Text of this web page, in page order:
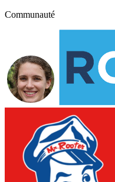
Communauté